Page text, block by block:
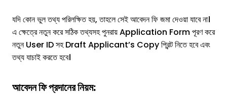
যদি কোন ভুল তথ্য পরিলক্ষিত হয়, তাহলে সেই আবেদন ফি জমা দেওয়া যাবে না।
এ ক্ষেত্রে নতুন করে সঠিক তথ্যসহ পুনরায় Application Form পূরণ করে
নতুন User ID সহ Draft Applicant’s Copy প্রিন্ট নিতে হবে এবং
তথ্য যাচাই করতে হবে।
আবেদন ফি প্রদানের নিয়ম: